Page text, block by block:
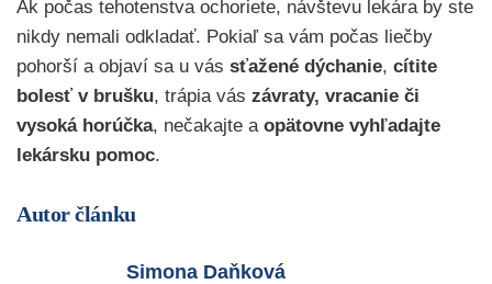
Ak počas tehotenstva ochoriete, návštevu lekára by ste
nikdy nemali odkladať. Pokiaľ sa vám počas liečby
pohorší a objaví sa u vás sťažené dýchanie, cítite
bolesť v brušku, trápia vás závraty, vracanie či
vysoká horúčka, nečakajte a opätovne vyhľadajte
lekársku pomoc.
Autor článku
Simona Daňková